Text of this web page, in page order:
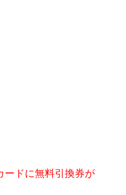
ドに無料引換券が